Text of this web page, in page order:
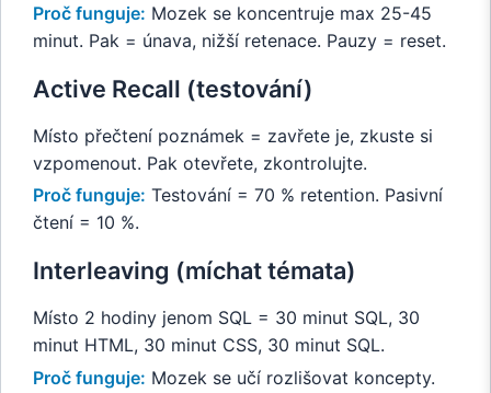
Proč funguje: Mozek se koncentruje max 25-45
minut. Pak = únava, nižší retenace. Pauzy = reset.
Active Recall (testování)
Místo přečtení poznámek = zavřete je, zkuste si
vzpomenout. Pak otevřete, zkontrolujte.
Proč funguje: Testování = 70 % retention. Pasivní
čtení = 10 %.
Interleaving (míchat témata)
Místo 2 hodiny jenom SQL = 30 minut SQL, 30
minut HTML, 30 minut CSS, 30 minut SQL.
Proč funguje: Mozek se učí rozlišovat koncepty.